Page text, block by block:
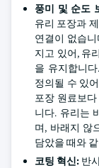
풍미 및 순도
유리 포장과
연결이 없습
지고 있어, 유
을 유지합니
정의될 수 있
포장 원료보
니다. 유리는
며, 바래지 않
담았을 때와
코팅 혁신: 반